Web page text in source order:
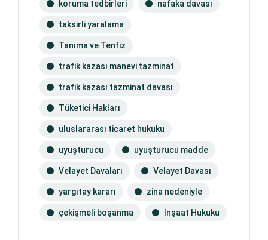
koruma tedbirleri nafaka davası
taksirli yaralama
Tanıma ve Tenfiz
trafik kazası manevi tazminat
trafik kazası tazminat davası
Tüketici Hakları
uluslararası ticaret hukuku
uyuşturucu uyuşturucu madde
Velayet Davaları Velayet Davası
yargıtay kararı zina nedeniyle
çekişmeli boşanma İnşaat Hukuku